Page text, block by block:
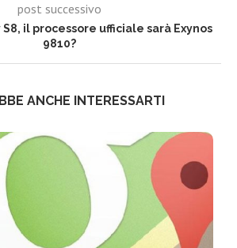
post successivo
il processore ufficiale sarà Exynos
9810?
ANCHE INTERESSARTI